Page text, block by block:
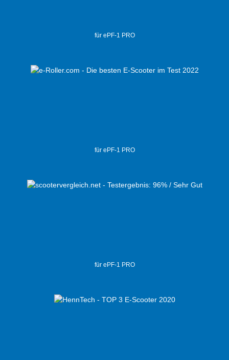
für ePF-1 PRO
für ePF-1 PRO
für ePF-1 PRO